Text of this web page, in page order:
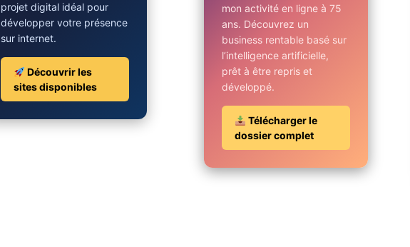
projet digital idéal pour
développer votre présence
sur internet.
Découvrir les
sites disponibles
mon activité en ligne à 75
ans. Découvrez un
business rentable basé sur
l’intelligence artificielle,
prêt à être repris et
développé.
Télécharger le
dossier complet